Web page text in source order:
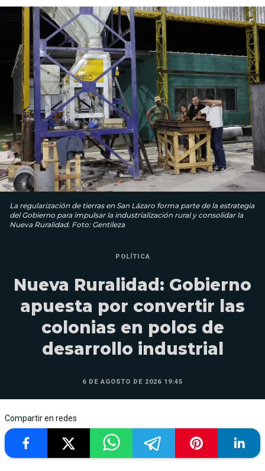
La regularización de tierras en San Lázaro forma parte de la estrategia
del Gobierno para impulsar la industrialización rural y consolidar la
Nueva Ruralidad. Foto: Gentileza
POLÍTICA
Nueva Ruralidad: Gobierno
apuesta por convertir las
colonias en polos de
desarrollo industrial
6 DE AGOSTO DE 2026 19:45
Compartir en redes